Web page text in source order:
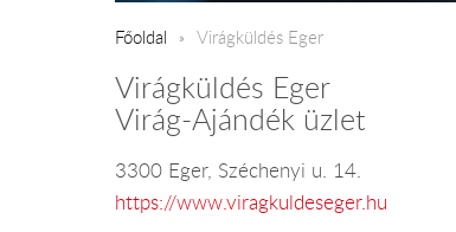
Főoldal Virágküldés Eger
Virágküldés Eger
Virág-Ajándék üzlet
3300 Eger, Széchenyi u. 14.
https://www.viragkuldeseger.hu